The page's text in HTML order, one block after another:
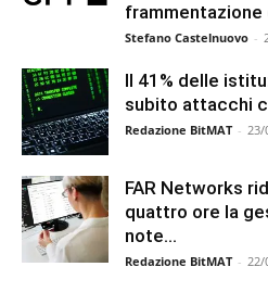
frammentazione
Stefano Castelnuovo -
Il 41% delle
subito attacchi
Redazione BitMAT - 23/
FAR Networks
quattro ore la
note...
Redazione BitMAT - 22/